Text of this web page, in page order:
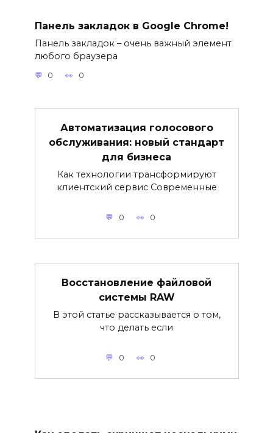
Панель закладок в Google Chrome!
Панель закладок – очень важный элемент
любого браузера
0 0
Автоматизация голосового
обслуживания: новый стандарт
для бизнеса
Как технологии трансформируют
клиентский сервис Современные
0 0
Восстановление файловой
системы RAW
В этой статье рассказывается о том,
что делать если
0 0